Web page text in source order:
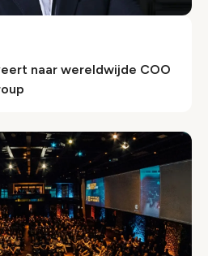
naar wereldwijde COO